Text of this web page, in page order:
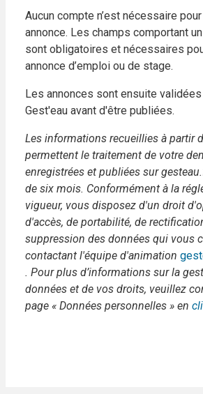
Aucun compte n’est nécessaire
annonce. Les champs comportant
sont obligatoires et nécessaires
annonce d’emploi ou de stage.
Les annonces sont ensuite
Gest'eau avant d'être publiées.
Les informations recueillies à partir
permettent le traitement de votre
enregistrées et publiées sur
de six mois. Conformément à la
vigueur, vous disposez d'un droit
d'accès, de portabilité, de
suppression des données qui vous
contactant l'équipe d'animation
. Pour plus d’informations sur la
données et de vos droits, veuillez
page « Données personnelles » en